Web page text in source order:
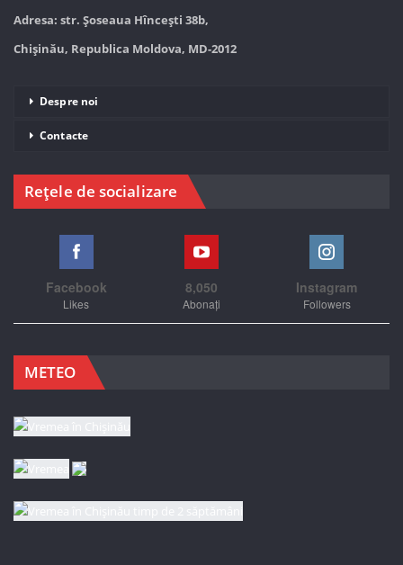
Adresa: str. Șoseaua Hînceşti 38b,
Chișinău, Republica Moldova, MD-2012
Despre noi
Contacte
Rețele de socializare
Facebook
Likes
8,050
Abonați
Instagram
Followers
METEO